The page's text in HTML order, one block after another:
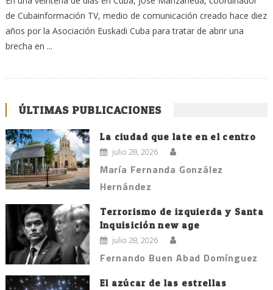
de Cubainformación TV, medio de comunicación creado hace diez
años por la Asociación Euskadi Cuba para tratar de abrir una
brecha en ...
ÚLTIMAS PUBLICACIONES
La ciudad que late en el centro
julio 28, 2026
María Fernanda González
Hernández
Terrorismo de izquierda y Santa
Inquisición new age
julio 28, 2026
Fernando Buen Abad Domínguez
El azúcar de las estrellas